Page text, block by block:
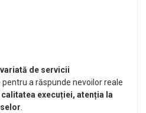
de servicii
a răspunde nevoilor reale
calitatea execuției, atenția la